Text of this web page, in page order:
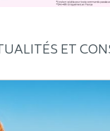
ET